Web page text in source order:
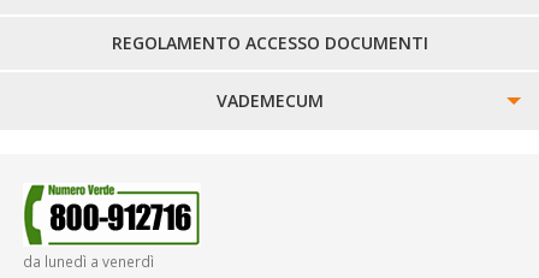
REGOLAMENTO ACCESSO DOCUMENTI
VADEMECUM
SMARRIMENTO OGGETTI
da lunedì a venerdì